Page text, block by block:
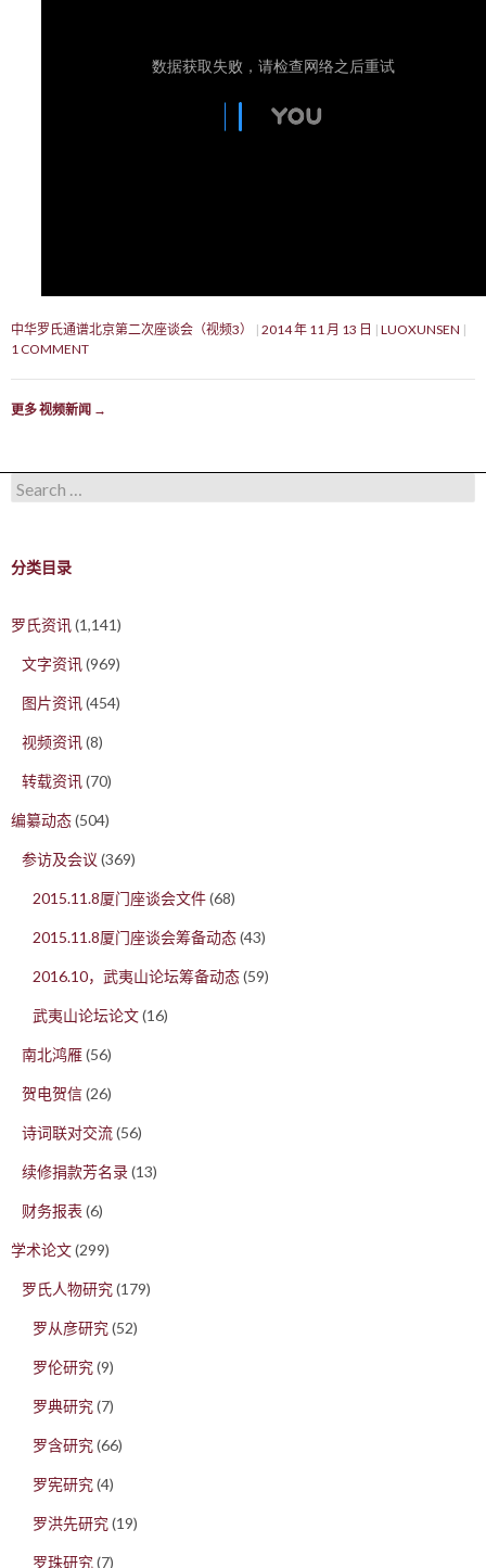
中华罗氏通谱北京第二次座谈会（视频3） 2014 年 11 月 13 日
LUOXUNSEN
1 COMMENT
更多 视频新闻 →
Search for:
分类目录
罗氏资讯(1,141)
文字资讯(969)
图片资讯(454)
视频资讯(8)
转载资讯(70)
编纂动态(504)
参访及会议 (369)
2015.11.8厦门座谈会文件(68)
2015.11.8厦门座谈会筹备动态(43)
2016.10，武夷山论坛筹备动态(59)
武夷山论坛论文(16)
南北鸿雁(56)
贺电贺信(26)
诗词联对交流(56)
续修捐款芳名录(13)
财务报表 (6)
学术论文(299)
罗氏人物研究(179)
罗从彦研究(52)
罗伦研究(9)
罗典研究(7)
罗含研究(66)
罗宪研究(4)
罗洪先研究(19)
罗珠研究(7)